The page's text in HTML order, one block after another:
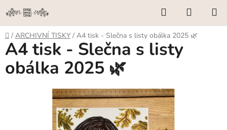
Přejít
na
obsah
Hledat
KOŠÍK
Domů
/ ARCHIVNÍ TISKY / A4 tisk - Slečna s listy obálka 2025 🌿
A4 tisk - Slečna s listy
obálka 2025 🌿